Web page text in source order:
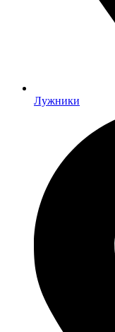
Лужники